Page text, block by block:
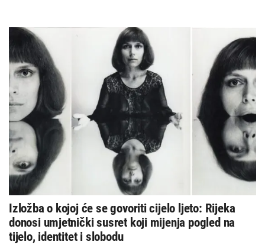
Izložba o kojoj će se govoriti cijelo ljeto: Rijeka
donosi umjetnički susret koji mijenja pogled na
tijelo, identitet i slobodu